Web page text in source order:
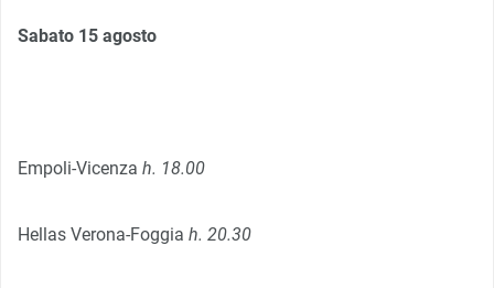
Sabato 15 agosto
Empoli-Vicenza h. 18.00
Hellas Verona-Foggia h. 20.30